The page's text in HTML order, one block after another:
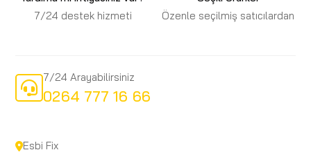
7/24 destek hizmeti
Özenle seçilmiş satıcılardan
7/24 Arayabilirsiniz
0264 777 16 66
Esbi Fix